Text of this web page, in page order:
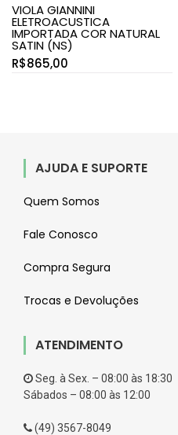
VIOLA GIANNINI
ELETROACUSTICA
IMPORTADA COR NATURAL
SATIN (NS)
R$865,00
AJUDA E SUPORTE
Quem Somos
Fale Conosco
Compra Segura
Trocas e Devoluções
ATENDIMENTO
Seg. à Sex. – 08:00 às 18:30
Sábados – 08:00 às 12:00
(49) 3567-8049